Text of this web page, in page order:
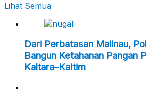
Lihat Semua
Dari Perbatasan Malinau,
Bangun Ketahanan Pangan
Kaltara–Kaltim